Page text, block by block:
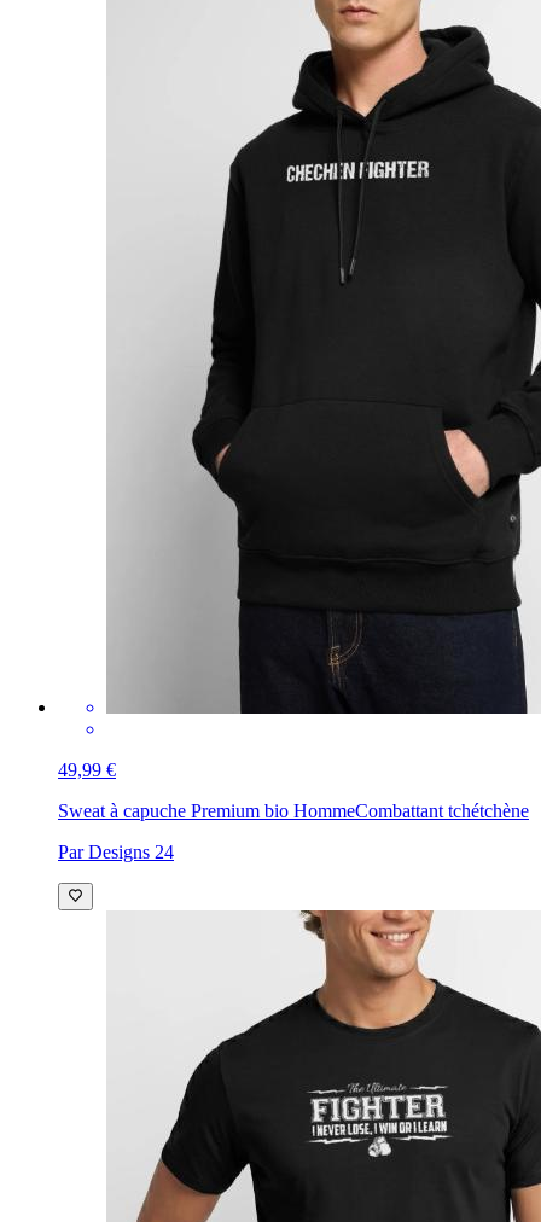
49,99 €
Sweat à capuche Premium bio HommeCombattant tchétchène
Par Designs 24